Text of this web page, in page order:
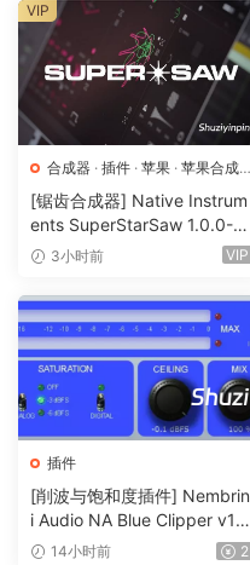
合成器 · 插件 · 苹果 · 苹果合成
器
[锯齿合成器] Native Instrum
ents SuperStarSaw 1.0.0-H
CiSO [MacOSX]（182.43M
3小时前 VIP
VIP
插件
[削波与饱和度插件] Nembrin
i Audio NA Blue Clipper v1.
0.1 Incl Keygen-R2R [WiN]
14小时前 2